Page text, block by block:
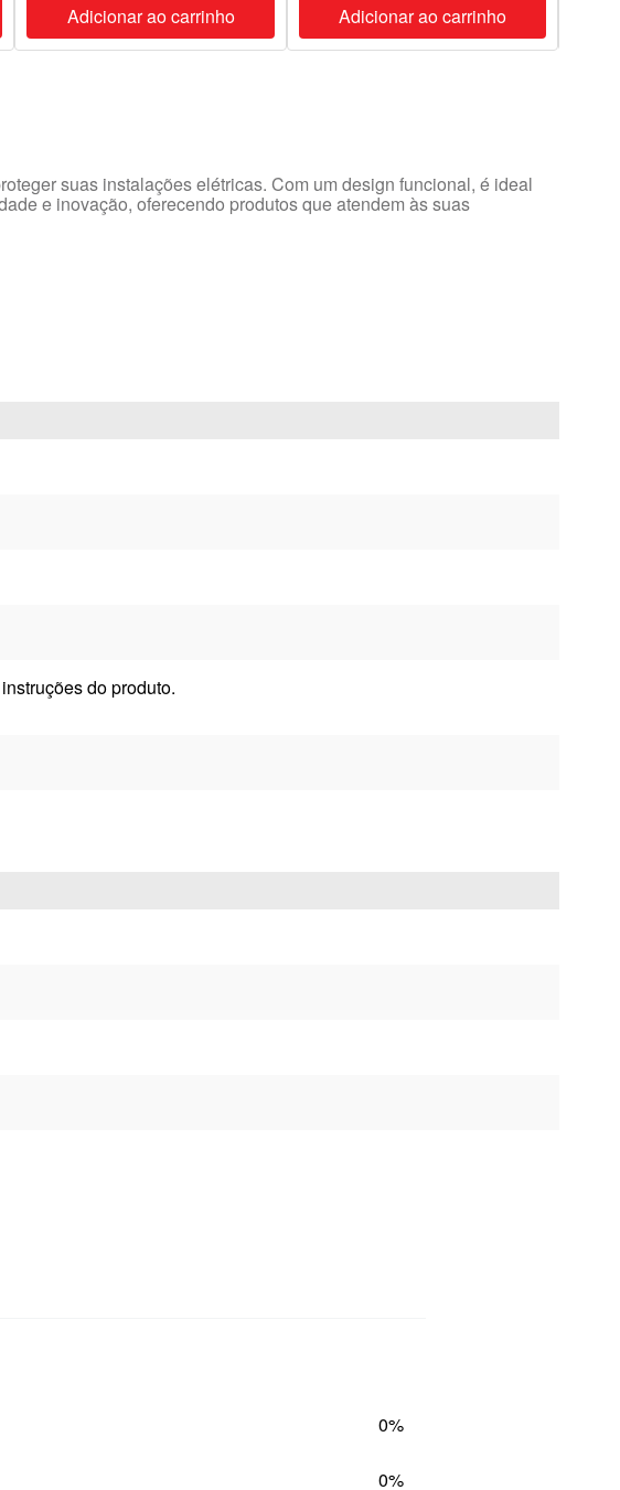
Adicionar ao carrinho Adicionar ao carrinho
suas instalações elétricas. Com um design funcional, é ideal
e inovação, oferecendo produtos que atendem às suas
do produto.
0%
0%